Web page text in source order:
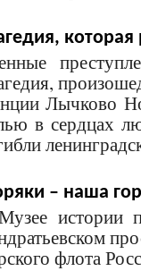
которая
Лычково
в сердцах
– наша
истории
флота